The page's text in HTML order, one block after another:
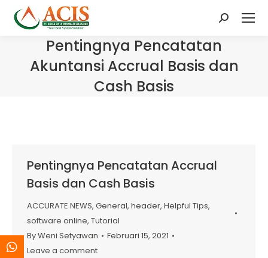
Search:
Pentingnya Pencatatan
Akuntansi Accrual Basis dan
Cash Basis
Pentingnya Pencatatan Accrual
Basis dan Cash Basis
ACCURATE NEWS, General, header, Helpful Tips,
software online, Tutorial
ByWeni Setyawan
Februari 15, 2021
Leave a comment